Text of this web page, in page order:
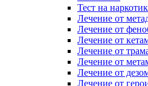
Тест на
Лечение от
Лечение от
Лечение от
Лечение от
Лечение от
Лечение от
Лечение от